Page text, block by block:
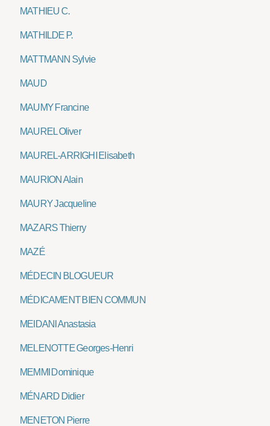
MATHIEU C.
MATHILDE P.
MATTMANN Sylvie
MAUD
MAUMY Francine
MAUREL Oliver
MAUREL-ARRIGHI Elisabeth
MAURION Alain
MAURY Jacqueline
MAZARS Thierry
MAZÉ
MÉDECIN BLOGUEUR
MÉDICAMENT BIEN COMMUN
MEIDANI Anastasia
MELENOTTE Georges-Henri
MEMMI Dominique
MÉNARD Didier
MENETON Pierre